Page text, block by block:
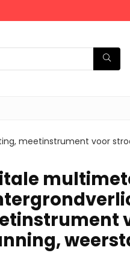
meetinstrument voor